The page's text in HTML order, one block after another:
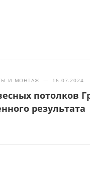
И МОНТАЖ — 16.07.2024
потолков
результата